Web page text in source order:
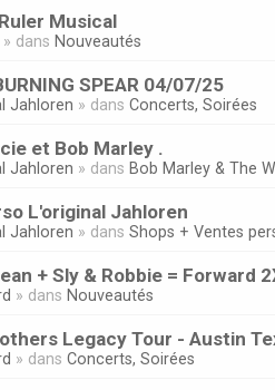
Musical
» dans Nouveautés
SPEAR 04/07/25
Jahloren » dansConcerts, Soirées
et Bob Marley .
Jahloren » dans Bob Marley & The
L'original Jahloren
Jahloren » dansShops + Ventes
+ Sly & Robbie = Forward
» dans Nouveautés
Legacy Tour - Austin
» dansConcerts, Soirées